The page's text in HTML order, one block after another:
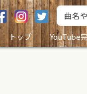
トップ
YouTube